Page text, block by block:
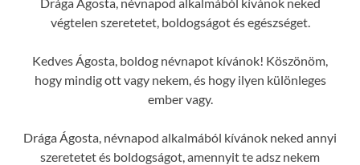
végtelen szeretetet, boldogságot és egészséget.
Kedves Ágosta, boldog névnapot kívánok! Köszönöm,
hogy mindig ott vagy nekem, és hogy ilyen különleges
ember vagy.
Drága Ágosta, névnapod alkalmából kívánok neked annyi
szeretetet és boldogságot, amennyit te adsz nekem